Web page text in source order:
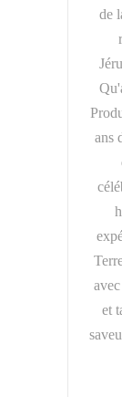
de
ans
et